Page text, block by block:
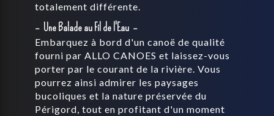
totalement différente.
Une Balade au Fil de l'Eau
Embarquez à bord d'un canoë de qualité
fourni par ALLO CANOES et laissez-vous
porter par le courant de la rivière. Vous
pourrez ainsi admirer les paysages
bucoliques et la nature préservée du
Périgord, tout en profitant d'un moment